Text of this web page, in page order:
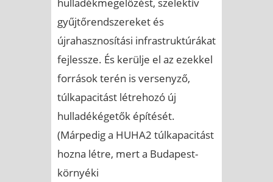
gyűjtőrendszereket és
újrahasznosítási infrastruktúrákat
fejlessze. És kerülje el az ezekkel
források terén is versenyző,
túlkapacitást létrehozó új
hulladékégetők építését.
(Márpedig a HUHA2 túlkapacitást
hozna létre, mert a Budapest-
környéki